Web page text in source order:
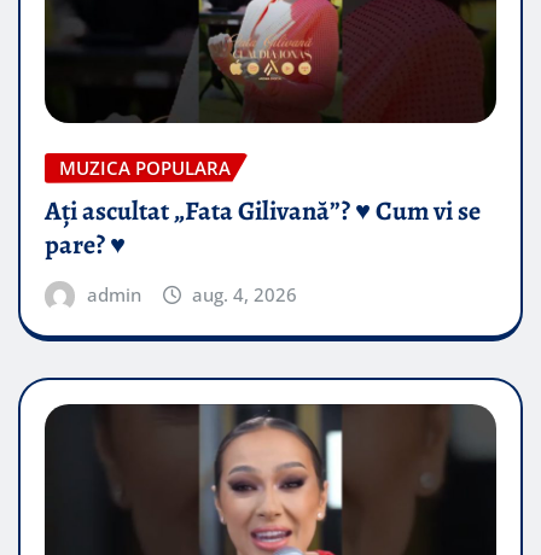
MUZICA POPULARA
Ați ascultat „Fata Gilivană”? ♥️ Cum vi se
pare? ♥️
admin aug. 4, 2026